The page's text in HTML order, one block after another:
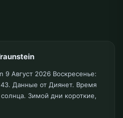
9 Август 2026 Воскресенье:
Данные от Диянет. Время
Зимой дни короткие,